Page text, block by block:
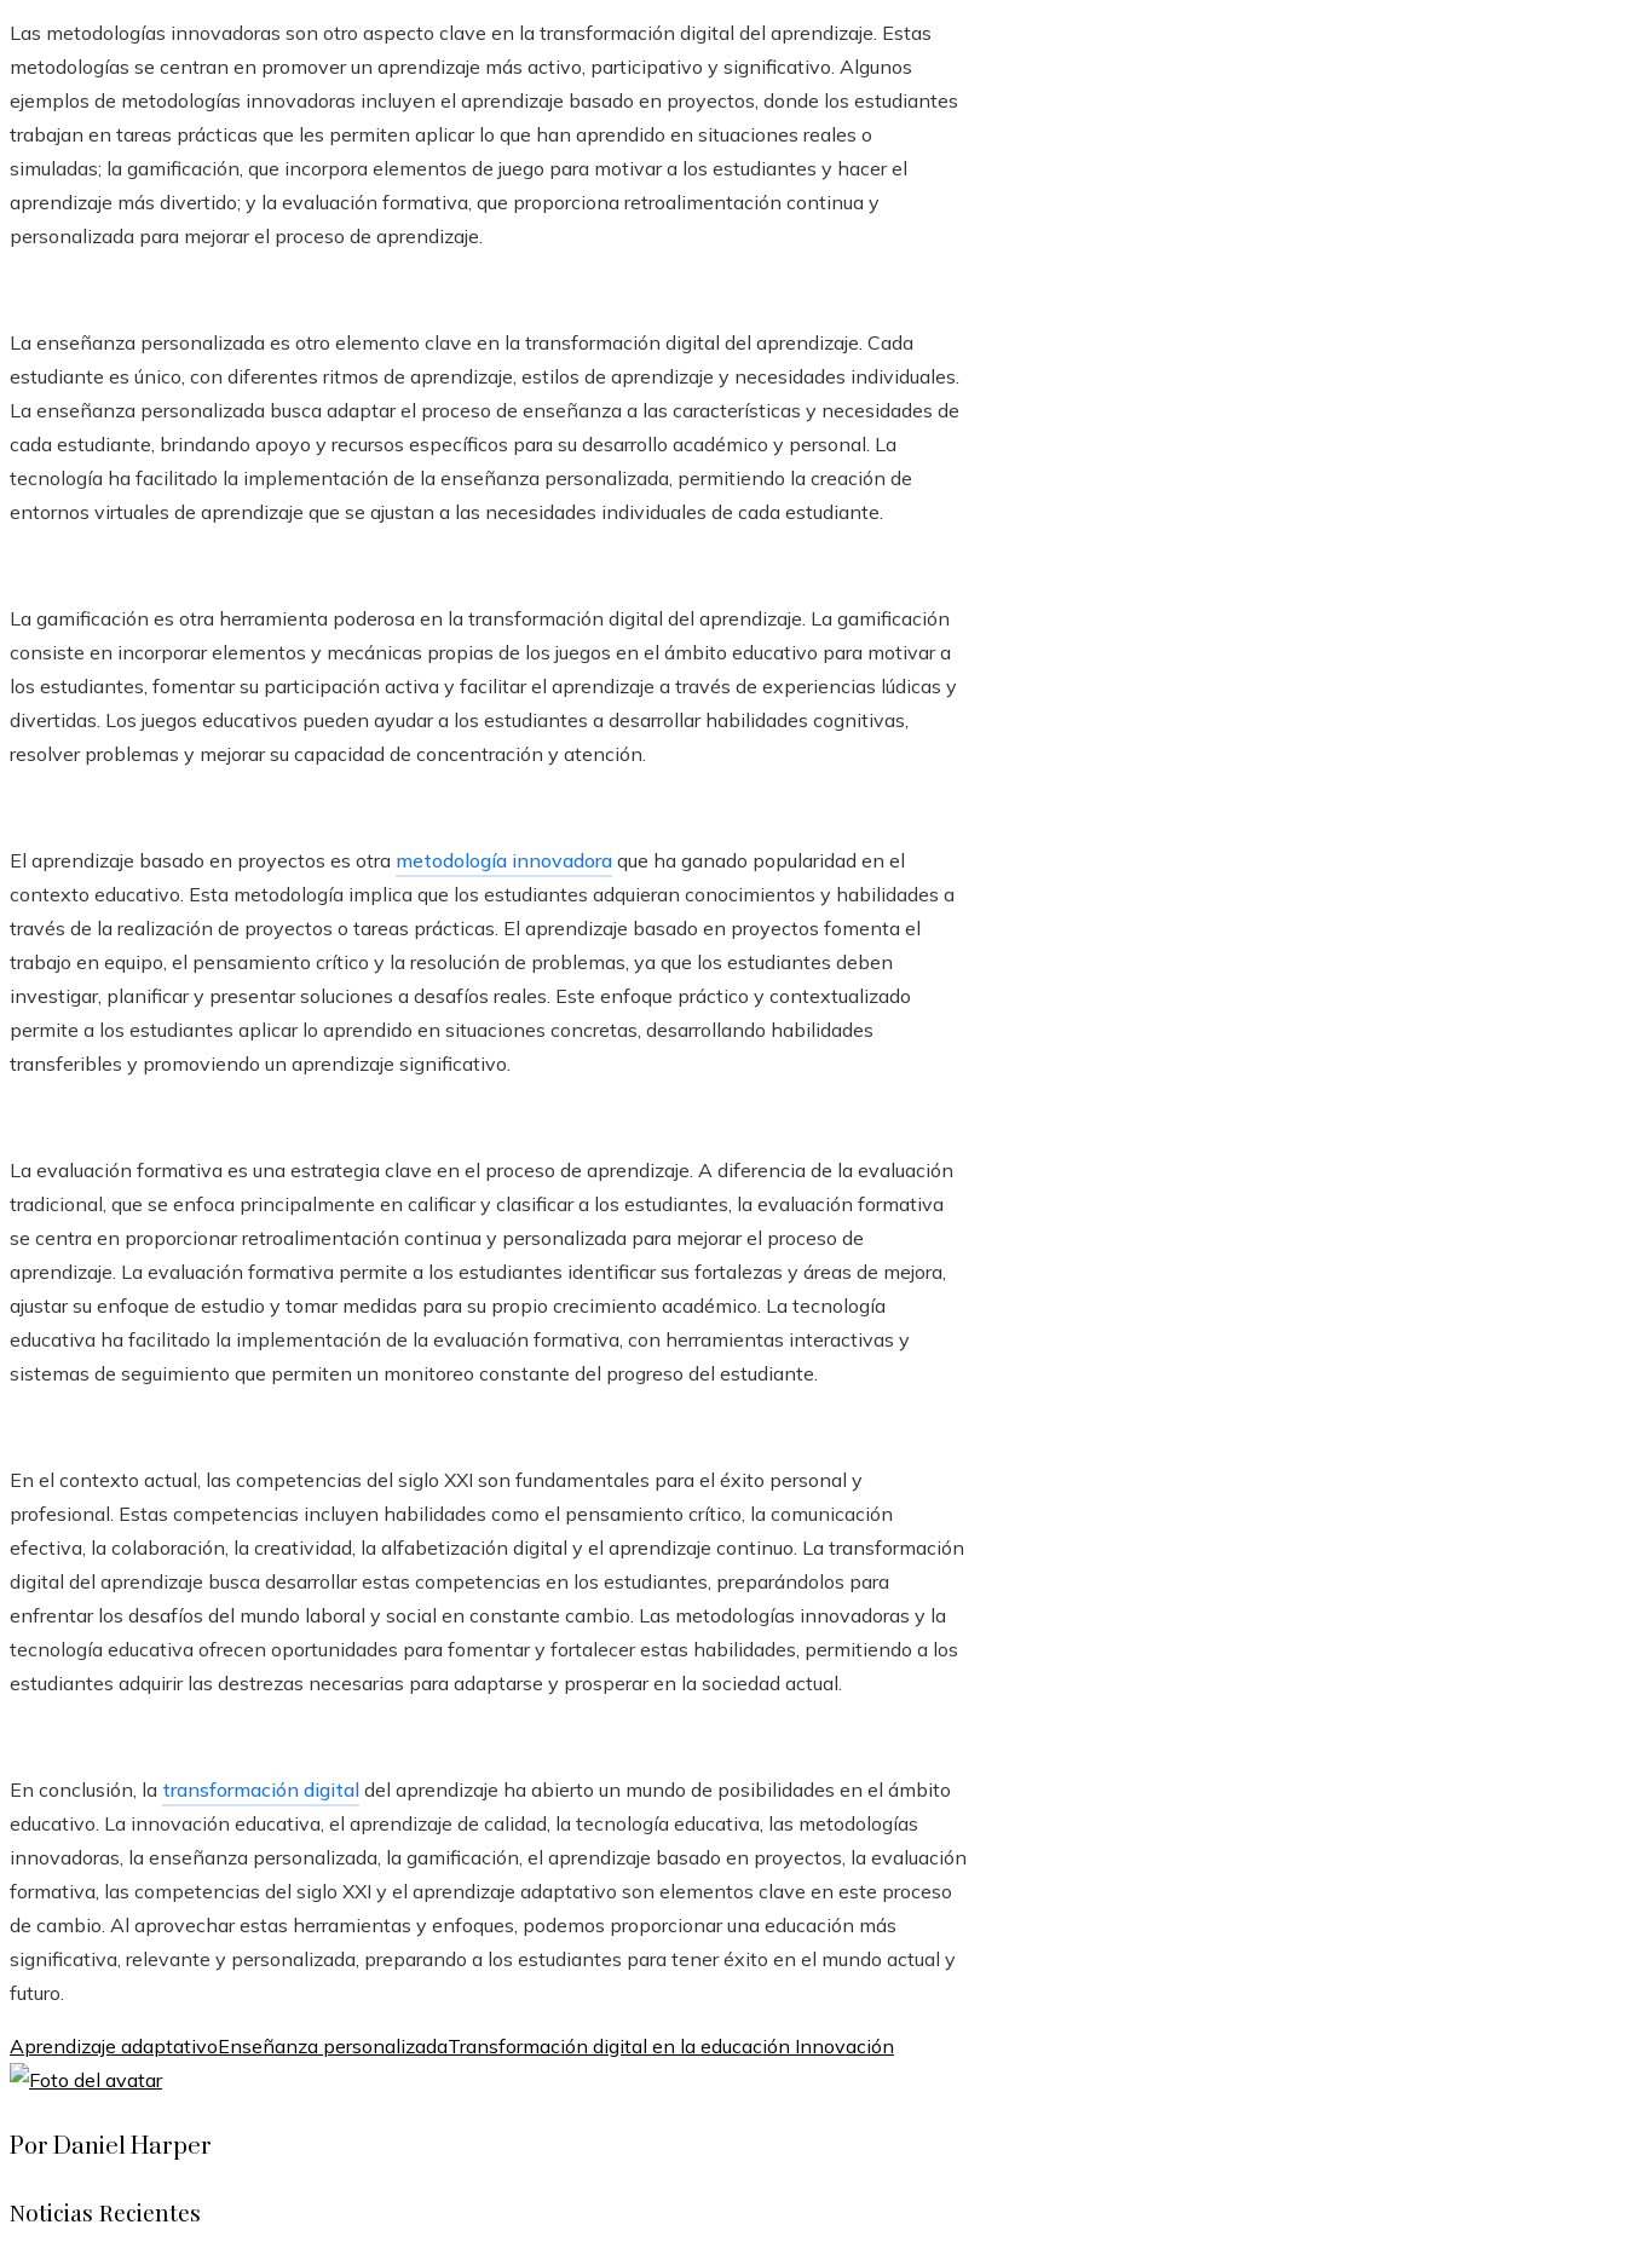
Las metodologías innovadoras son otro aspecto clave en la transformación digital del aprendizaje. Estas
metodologías se centran en promover un aprendizaje más activo, participativo y significativo. Algunos
ejemplos de metodologías innovadoras incluyen el aprendizaje basado en proyectos, donde los estudiantes
trabajan en tareas prácticas que les permiten aplicar lo que han aprendido en situaciones reales o
simuladas; la gamificación, que incorpora elementos de juego para motivar a los estudiantes y hacer el
aprendizaje más divertido; y la evaluación formativa, que proporciona retroalimentación continua y
personalizada para mejorar el proceso de aprendizaje.
La enseñanza personalizada es otro elemento clave en la transformación digital del aprendizaje. Cada
estudiante es único, con diferentes ritmos de aprendizaje, estilos de aprendizaje y necesidades individuales.
La enseñanza personalizada busca adaptar el proceso de enseñanza a las características y necesidades de
cada estudiante, brindando apoyo y recursos específicos para su desarrollo académico y personal. La
tecnología ha facilitado la implementación de la enseñanza personalizada, permitiendo la creación de
entornos virtuales de aprendizaje que se ajustan a las necesidades individuales de cada estudiante.
La gamificación es otra herramienta poderosa en la transformación digital del aprendizaje. La gamificación
consiste en incorporar elementos y mecánicas propias de los juegos en el ámbito educativo para motivar a
los estudiantes, fomentar su participación activa y facilitar el aprendizaje a través de experiencias lúdicas y
divertidas. Los juegos educativos pueden ayudar a los estudiantes a desarrollar habilidades cognitivas,
resolver problemas y mejorar su capacidad de concentración y atención.
El aprendizaje basado en proyectos es otra metodología innovadora que ha ganado popularidad en el
contexto educativo. Esta metodología implica que los estudiantes adquieran conocimientos y habilidades a
través de la realización de proyectos o tareas prácticas. El aprendizaje basado en proyectos fomenta el
trabajo en equipo, el pensamiento crítico y la resolución de problemas, ya que los estudiantes deben
investigar, planificar y presentar soluciones a desafíos reales. Este enfoque práctico y contextualizado
permite a los estudiantes aplicar lo aprendido en situaciones concretas, desarrollando habilidades
transferibles y promoviendo un aprendizaje significativo.
La evaluación formativa es una estrategia clave en el proceso de aprendizaje. A diferencia de la evaluación
tradicional, que se enfoca principalmente en calificar y clasificar a los estudiantes, la evaluación formativa
se centra en proporcionar retroalimentación continua y personalizada para mejorar el proceso de
aprendizaje. La evaluación formativa permite a los estudiantes identificar sus fortalezas y áreas de mejora,
ajustar su enfoque de estudio y tomar medidas para su propio crecimiento académico. La tecnología
educativa ha facilitado la implementación de la evaluación formativa, con herramientas interactivas y
sistemas de seguimiento que permiten un monitoreo constante del progreso del estudiante.
En el contexto actual, las competencias del siglo XXI son fundamentales para el éxito personal y
profesional. Estas competencias incluyen habilidades como el pensamiento crítico, la comunicación
efectiva, la colaboración, la creatividad, la alfabetización digital y el aprendizaje continuo. La transformación
digital del aprendizaje busca desarrollar estas competencias en los estudiantes, preparándolos para
enfrentar los desafíos del mundo laboral y social en constante cambio. Las metodologías innovadoras y la
tecnología educativa ofrecen oportunidades para fomentar y fortalecer estas habilidades, permitiendo a los
estudiantes adquirir las destrezas necesarias para adaptarse y prosperar en la sociedad actual.
En conclusión, la transformación digital del aprendizaje ha abierto un mundo de posibilidades en el ámbito
educativo. La innovación educativa, el aprendizaje de calidad, la tecnología educativa, las metodologías
innovadoras, la enseñanza personalizada, la gamificación, el aprendizaje basado en proyectos, la evaluación
formativa, las competencias del siglo XXI y el aprendizaje adaptativo son elementos clave en este proceso
de cambio. Al aprovechar estas herramientas y enfoques, podemos proporcionar una educación más
significativa, relevante y personalizada, preparando a los estudiantes para tener éxito en el mundo actual y
futuro.
Aprendizaje adaptativoEnseñanza personalizadaTransformación digital en la educación Innovación
Por Daniel Harper
Noticias Recientes